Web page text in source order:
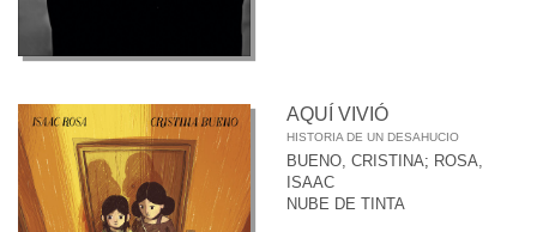
AQUÍ VIVIÓ
HISTORIA DE UN DESAHUCIO
BUENO, CRISTINA; ROSA,
ISAAC
NUBE DE TINTA